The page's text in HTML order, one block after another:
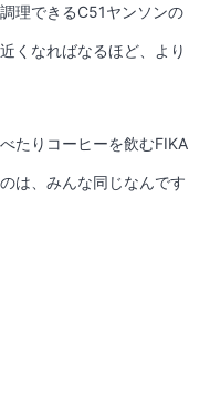
理できるC51ヤンソンの
くなればなるほど、より
たりコーヒーを飲むFIKA
は、みんな同じなんです